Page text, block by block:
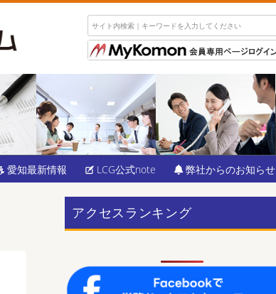
愛知最新情報 LCG公式note 弊社からのお知らせ
アクセスランキング